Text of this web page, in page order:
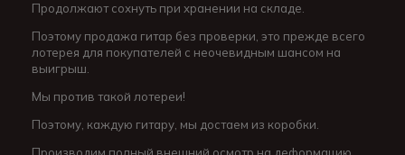
Продолжают сохнуть при хранении на складе.
Поэтому продажа гитар без проверки, это прежде всего
лотерея для покупателей с неочевидным шансом на
выигрыш.
Мы против такой лотереи!
Поэтому, каждую гитару, мы достаем из коробки.